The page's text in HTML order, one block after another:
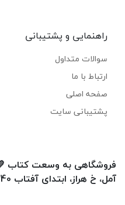
راهنمایی و پشتیبانی
سوالات متداول
ارتباط با ما
صفحه اصلی
پشتیبانی سایت
فروشگاهی به وسعت کتاب
آمل، خ هراز، ابتدای آفتاب 40